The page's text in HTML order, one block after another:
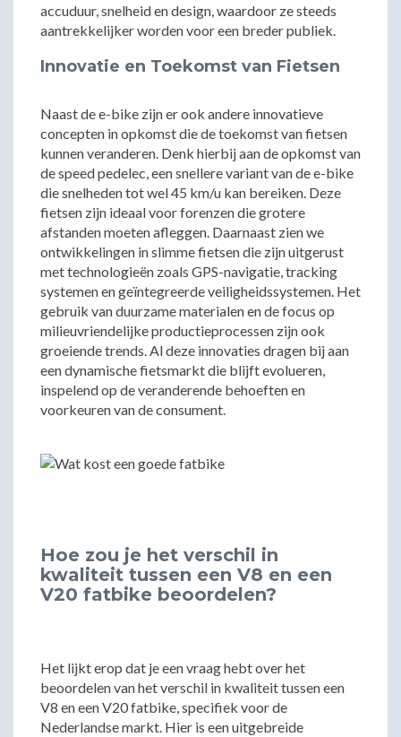
accuduur, snelheid en design, waardoor ze steeds
aantrekkelijker worden voor een breder publiek.
Innovatie en Toekomst van Fietsen
Naast de e-bike zijn er ook andere innovatieve
concepten in opkomst die de toekomst van fietsen
kunnen veranderen. Denk hierbij aan de opkomst van
de speed pedelec, een snellere variant van de e-bike
die snelheden tot wel 45 km/u kan bereiken. Deze
fietsen zijn ideaal voor forenzen die grotere
afstanden moeten afleggen. Daarnaast zien we
ontwikkelingen in slimme fietsen die zijn uitgerust
met technologieën zoals GPS-navigatie, tracking
systemen en geïntegreerde veiligheidssystemen. Het
gebruik van duurzame materialen en de focus op
milieuvriendelijke productieprocessen zijn ook
groeiende trends. Al deze innovaties dragen bij aan
een dynamische fietsmarkt die blijft evolueren,
inspelend op de veranderende behoeften en
voorkeuren van de consument.
Hoe zou je het verschil in
kwaliteit tussen een V8 en een
V20 fatbike beoordelen?
Het lijkt erop dat je een vraag hebt over het
beoordelen van het verschil in kwaliteit tussen een
V8 en een V20 fatbike, specifiek voor de
Nederlandse markt. Hier is een uitgebreide